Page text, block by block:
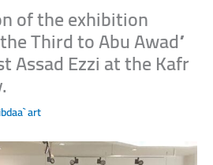
of the exhibition
Third to Abu Awad”
Assad Ezzi at the Kafr
ibdaa` art